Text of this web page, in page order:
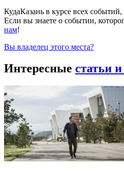
КудаКазань в курсе всех
Если вы знаете о событии,
нам!
Вы владелец этого места?
Интересные статьи